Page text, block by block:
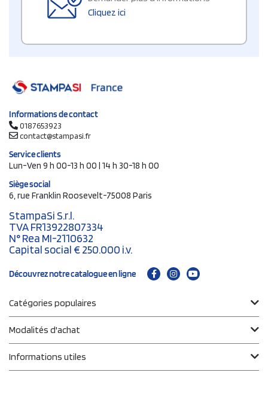
Cliquez ici
Informations de contact
0187653923
contact@stampasi.fr
Service clients
Lun-Ven 9 h 00-13 h 00 | 14 h 30-18 h 00
Siège social
6, rue Franklin Roosevelt-75008 Paris
StampaSi S.r.l.
TVA FR13922807334
N° Rea MI-2110632
Capital social € 250.000 i.v.
Découvrez notre catalogue en ligne
Catégories populaires
Modalités d'achat
Informations utiles